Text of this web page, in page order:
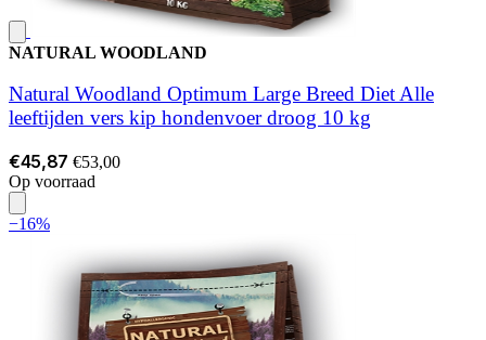
NATURAL WOODLAND
Natural Woodland Optimum Large Breed Diet Alle
leeftijden vers kip hondenvoer droog 10 kg
€45,87 €53,00
Op voorraad
−16%